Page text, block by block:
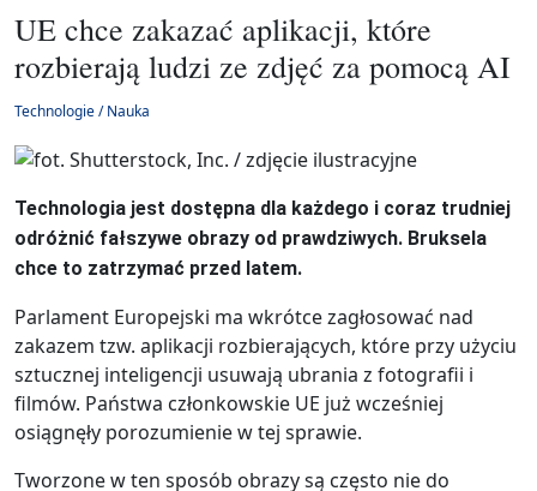
UE chce zakazać aplikacji, które
rozbierają ludzi ze zdjęć za pomocą AI
Technologie / Nauka
Technologia jest dostępna dla każdego i coraz trudniej
odróżnić fałszywe obrazy od prawdziwych. Bruksela
chce to zatrzymać przed latem.
Parlament Europejski ma wkrótce zagłosować nad
zakazem tzw. aplikacji rozbierających, które przy użyciu
sztucznej inteligencji usuwają ubrania z fotografii i
filmów. Państwa członkowskie UE już wcześniej
osiągnęły porozumienie w tej sprawie.
Tworzone w ten sposób obrazy są często nie do